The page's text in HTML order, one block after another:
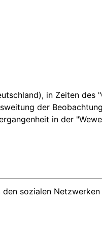
in Zeiten
der
in der
sozialen